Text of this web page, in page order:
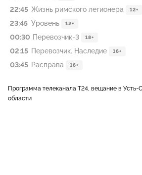
22:45 Жизнь римского легионера 12+
23:45 Уровень 12+
00:30 Перевозчик-3 18+
02:15 Перевозчик. Наследие 16+
03:45 Расправа 16+
Программа телеканала Т24, вещание в
области